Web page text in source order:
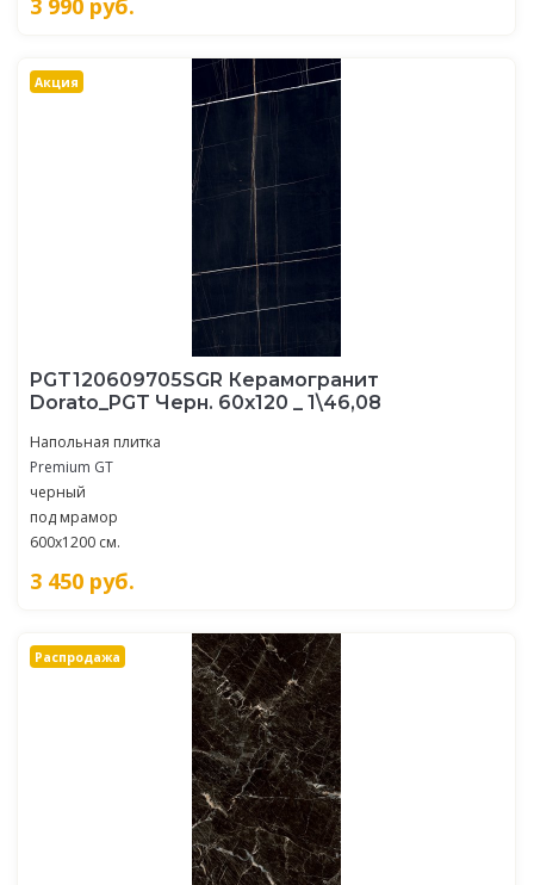
3 990 руб.
Акция
PGT120609705SGR Керамогранит
Dorato_PGT Черн. 60x120 _ 1\46,08
Напольная плитка
Premium GT
черный
под мрамор
600x1200 см.
3 450 руб.
Распродажа